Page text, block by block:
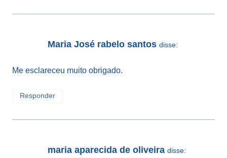
Maria José rabelo santos disse:
Me esclareceu muito obrigado.
Responder
maria aparecida de oliveira disse: